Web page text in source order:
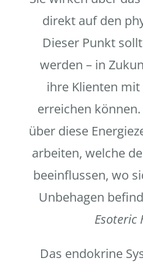
direkt auf den
Dieser Punkt
werden – in
ihre Klienten
erreichen
über diese
arbeiten, welche
beeinflussen, wo
Unbehagen
Esoteric
Das endokrine